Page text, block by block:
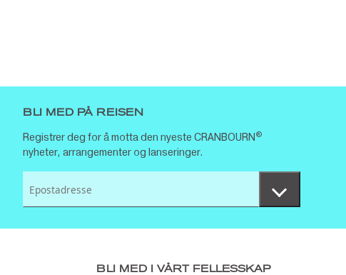
BLI MED PÅ REISEN
Registrer deg for å motta den nyeste CRANBOURN ®
nyheter, arrangementer og lanseringer.
BLI MED I VÅRT FELLESSKAP